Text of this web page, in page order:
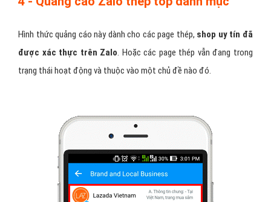
Hình thức quảng cáo này dành cho các page thép, shop uy tín đã
được xác thực trên Zalo . Hoặc các page thép vẫn đang trong
trạng thái hoạt động và thuộc vào một chủ đề nào đó.